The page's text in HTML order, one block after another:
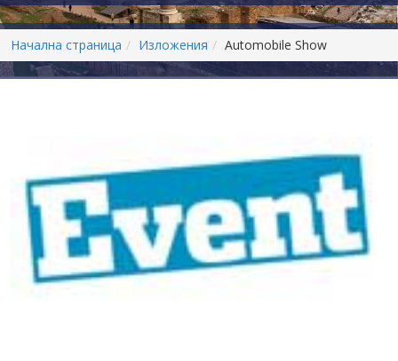
Начална страница Изложения Automobile Show